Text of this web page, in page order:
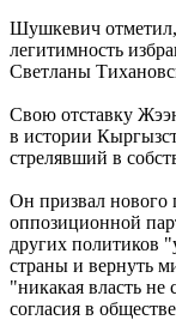
Шушкевич
легитимность
Светланы
Свою отставку
в истории
стрелявший в
Он призвал нового
оппозиционной
других политиков
страны и вернуть
"никакая власть не
согласия в